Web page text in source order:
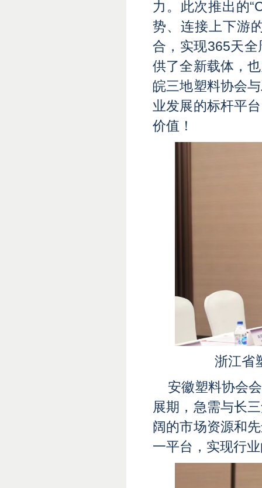
力。此次推出的
势、连接上下游
合，实现365天
供了全新载体，
皖三地塑料协会
业发展的标杆平
价值！
浙江省
安徽塑料协会
展期，急需与长
阔的市场资源和
一平台，实现行